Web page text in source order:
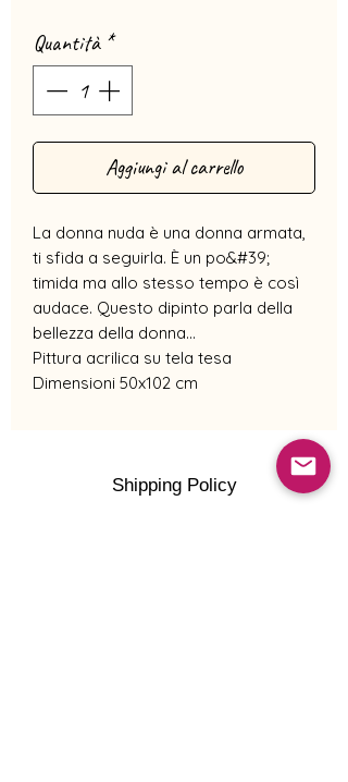
Quantità *
Aggiungi al carrello
La donna nuda è una donna armata,
ti sfida a seguirla. È un po&#39;
timida ma allo stesso tempo è così
audace. Questo dipinto parla della
bellezza della donna...
Pittura acrilica su tela tesa
Dimensioni 50x102 cm
Shipping Policy